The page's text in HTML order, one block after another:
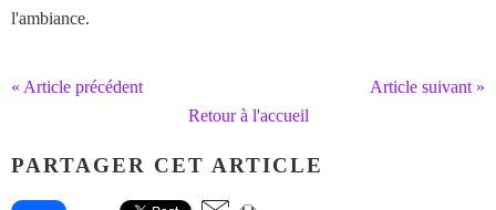
l'ambiance.
« Article précédent
Article suivant »
Retour à l'accueil
PARTAGER CET ARTICLE